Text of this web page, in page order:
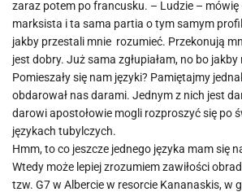
zaraz potem po francusku. – Ludzie – mówię
marksista i ta sama partia o tym samym
jakby przestali mnie rozumieć. Przekonują
jest dobry. Już sama zgłupiałam, no bo jakby
Pomieszały się nam języki? Pamiętajmy
obdarował nas darami. Jednym z nich jest
darowi apostołowie mogli rozproszyć się po
językach tubylczych.
Hmm, to co jeszcze jednego języka mam się
Wtedy może lepiej zrozumiem zawiłości
tzw. G7 w Albercie w resorcie Kananaskis, w